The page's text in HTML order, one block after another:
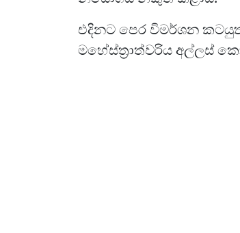
එදිනට පෙර විමර්ශන
මහේස්ත්‍රාත්වරිය අල්ලස්